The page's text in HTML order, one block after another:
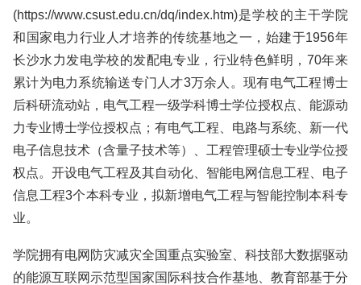
(https://www.csust.edu.cn/dq/index.htm)是学校的主干学院
和国家电力行业人才培养的传统基地之一，始建于1956年
长沙水力发电学校的发配电专业，行业特色鲜明，70年来
累计为电力系统输送专门人才3万余人。现有电气工程博士
后科研流动站，电气工程一级学科博士学位授权点、能源动
力专业博士学位授权点；有电气工程、电路与系统、新一代
电子信息技术（含量子技术等）、工程管理硕士专业学位授
权点。开设电气工程及其自动化、智能电网信息工程、电子
信息工程3个本科专业，拟新增电气工程与智能控制本科专
业。
学院拥有电网防灾减灾全国重点实验室、科技部大数据驱动
的能源互联网示范型国家国际科技合作基地、教育部基于分